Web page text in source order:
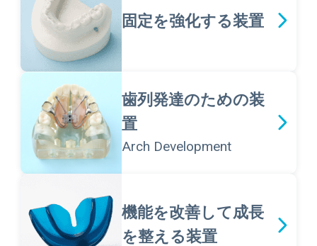
固定を強化する装置
歯列発達のための装
置
Arch Development
機能を改善して成長
を整える装置